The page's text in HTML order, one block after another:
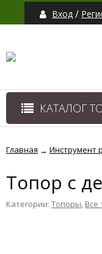
Вход /
КАТАЛОГ
Главная → Инструмент
Топор с
Категории: Топоры, Все